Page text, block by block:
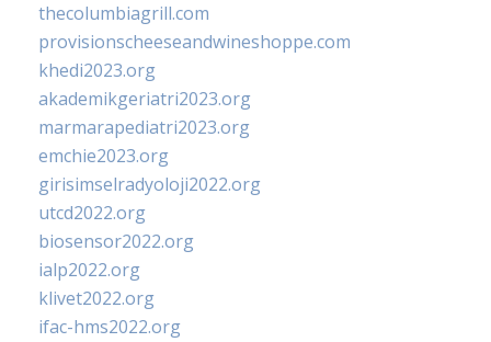
thecolumbiagrill.com
provisionscheeseandwineshoppe.com
khedi2023.org
akademikgeriatri2023.org
marmarapediatri2023.org
emchie2023.org
girisimselradyoloji2022.org
utcd2022.org
biosensor2022.org
ialp2022.org
klivet2022.org
ifac-hms2022.org